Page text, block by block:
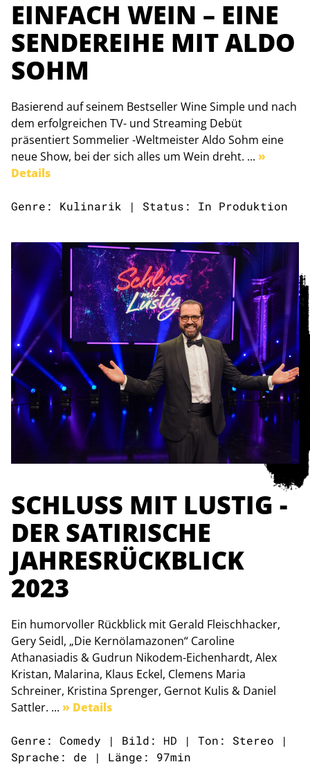
EINFACH WEIN – EINE
SENDEREIHE MIT ALDO
SOHM
Basierend auf seinem Bestseller Wine Simple und nach
dem erfolgreichen TV- und Streaming Debüt
präsentiert Sommelier -Weltmeister Aldo Sohm eine
neue Show, bei der sich alles um Wein dreht. ... »
Details
Genre: Kulinarik | Status: In Produktion
SCHLUSS MIT LUSTIG -
DER SATIRISCHE
JAHRESRÜCKBLICK
2023
Ein humorvoller Rückblick mit Gerald Fleischhacker,
Gery Seidl, „Die Kernölamazonen“ Caroline
Athanasiadis & Gudrun Nikodem-Eichenhardt, Alex
Kristan, Malarina, Klaus Eckel, Clemens Maria
Schreiner, Kristina Sprenger, Gernot Kulis & Daniel
Sattler. ... » Details
Genre: Comedy | Bild: HD | Ton: Stereo |
Sprache: de | Länge: 97min